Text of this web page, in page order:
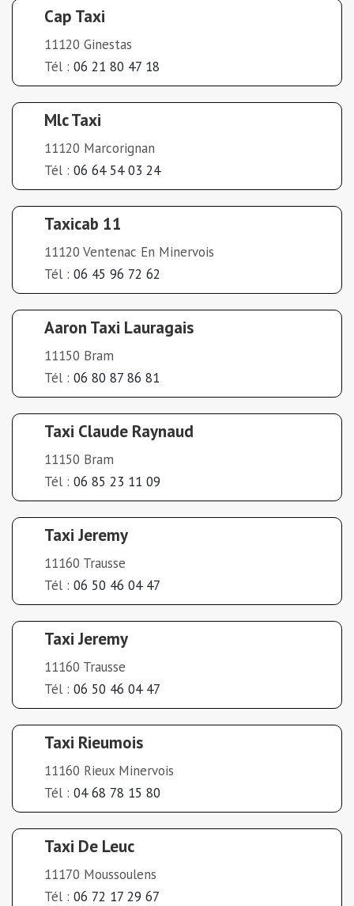
Cap Taxi
11120 Ginestas
Tél : 06 21 80 47 18
Mlc Taxi
11120 Marcorignan
Tél : 06 64 54 03 24
Taxicab 11
11120 Ventenac En Minervois
Tél : 06 45 96 72 62
Aaron Taxi Lauragais
11150 Bram
Tél : 06 80 87 86 81
Taxi Claude Raynaud
11150 Bram
Tél : 06 85 23 11 09
Taxi Jeremy
11160 Trausse
Tél : 06 50 46 04 47
Taxi Jeremy
11160 Trausse
Tél : 06 50 46 04 47
Taxi Rieumois
11160 Rieux Minervois
Tél : 04 68 78 15 80
Taxi De Leuc
11170 Moussoulens
Tél : 06 72 17 29 67